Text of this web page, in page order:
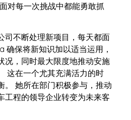
对每一次挑战中都能勇敢抓
司不断处理新项目，每天都面
确保将新知识加以适当运用，
况，同时最大限度地推动安施
这在一个尤其充满活力的时
。 她所在部门积极参与，推动
工程的领导企业转变为未来客